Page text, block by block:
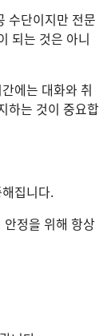
수단이지만 전문
되는 것은 아니
에는 대화와 취
하는 것이 중요합
집니다.
정을 위해 항상